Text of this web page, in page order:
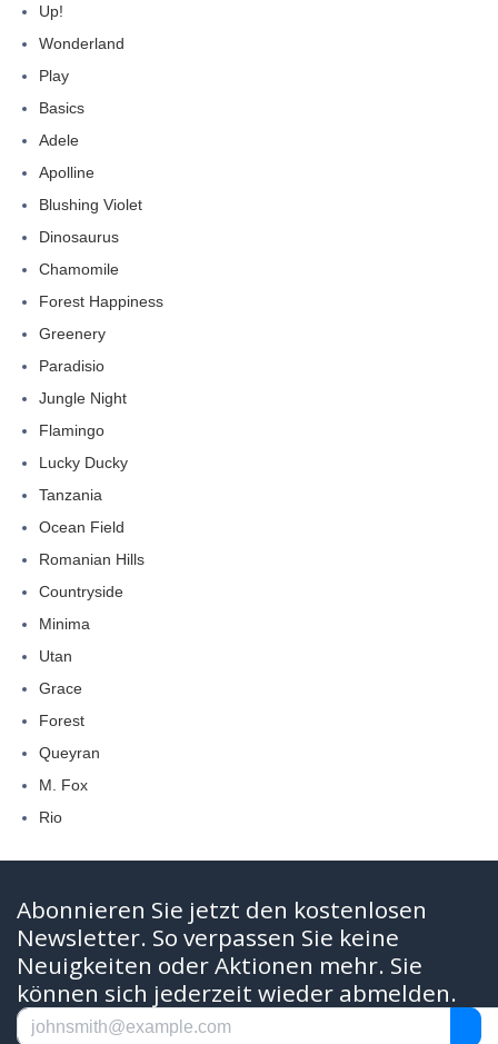
Up!
Wonderland
Play
Basics
Adele
Apolline
Blushing Violet
Dinosaurus
Chamomile
Forest Happiness
Greenery
Paradisio
Jungle Night
Flamingo
Lucky Ducky
Tanzania
Ocean Field
Romanian Hills
Countryside
Minima
Utan
Grace
Forest
Queyran
M. Fox
Rio
Abonnieren Sie jetzt den kostenlosen
Newsletter. So verpassen Sie keine
Neuigkeiten oder Aktionen mehr. Sie
können sich jederzeit wieder abmelden.